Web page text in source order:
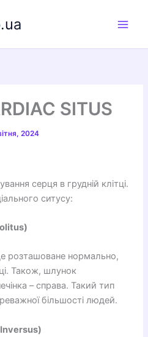
SITUS
2024
серця в грудній клітці.
ситусу:
розташоване нормально,
Також, шлунок
– справа. Такий тип
більшості людей.